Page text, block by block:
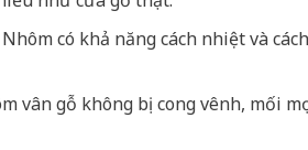
Nhôm có khả năng cách nhiệt và
vân gỗ không bị cong vênh, mối